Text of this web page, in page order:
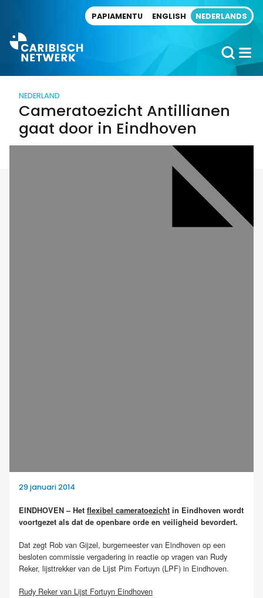
PAPIAMENTU ENGLISH NEDERLANDS
NEDERLAND
Cameratoezicht Antillianen
gaat door in Eindhoven
29 januari 2014
EINDHOVEN – Het flexibel cameratoezicht in Eindhoven wordt
voortgezet als dat de openbare orde en veiligheid bevordert.
Dat zegt Rob van Gijzel, burgemeester van Eindhoven op een
besloten commissie vergadering in reactie op vragen van Rudy
Reker, lijsttrekker van de Lijst Pim Fortuyn (LPF) in Eindhoven.
Rudy Reker van Lijst Fortuyn Eindhoven